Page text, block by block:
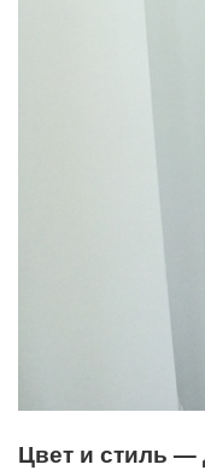
Цвет и стиль —